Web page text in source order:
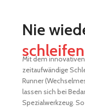
Nie
schleifen
Mit dem
zeitaufwändige
Runner
lassen sich bei
Spezialwerkzeug.